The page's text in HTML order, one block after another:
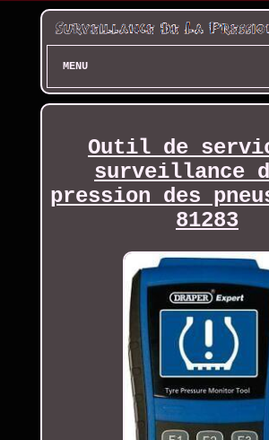
MENU
Outil de
surveillance
pression des
81283